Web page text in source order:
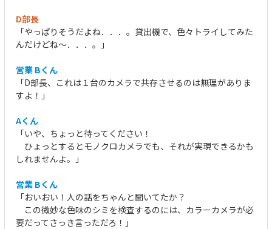
D部長
「やっぱりそうだよね．．．。貸出機で、色々トライしてみた
んだけどね～．．．。」
営業 Bくん
「D部長、これは１台のカメラで共存させるのは無理がありま
すよ！」
Aくん
「いや、ちょっと待ってください！
ひょっとするとモノクロカメラでも、それが実現できるかも
しれませんよ。」
営業 Bくん
「おいおい！人の話をちゃんと聞いてたか？
この微妙な色味のシミを検査するのには、カラーカメラが必
要だってさっき言っただろ！」